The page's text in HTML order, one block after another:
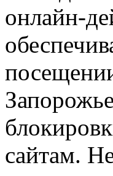
онлайн-
сайтам.